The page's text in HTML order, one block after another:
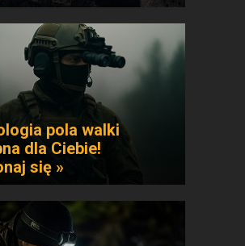
pola walki
dla Ciebie!
się »